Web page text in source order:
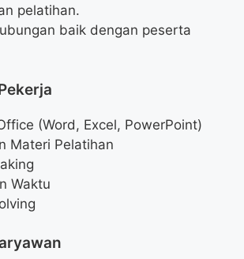
pelatihan.
baik dengan peserta
(Word, Excel, PowerPoint)
Materi Pelatihan
Waktu